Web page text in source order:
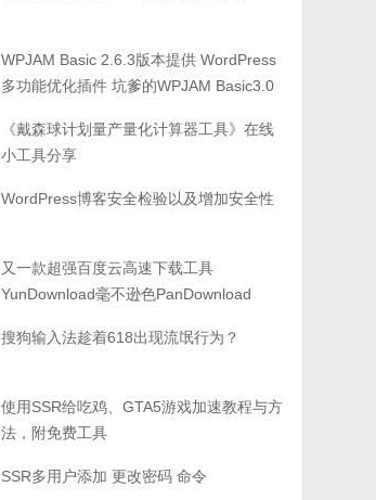
WPJAM Basic 2.6.3版本提供 WordPress
多功能优化插件 坑爹的WPJAM Basic3.0
《戴森球计划量产量化计算器工具》在线
小工具分享
WordPress博客安全检验以及增加安全性
又一款超强百度云高速下载工具
YunDownload毫不逊色PanDownload
搜狗输入法趁着618出现流氓行为？
使用SSR给吃鸡、GTA5游戏加速教程与方
法，附免费工具
SSR多用户添加 更改密码 命令